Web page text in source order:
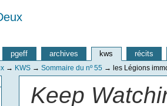
pgeff archives kws récits
→ KWS → Sommaire du nº 55 → les Légions
Keep